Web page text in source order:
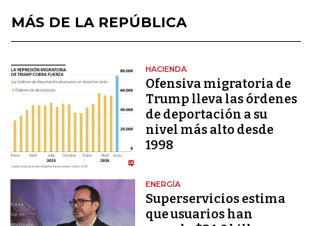
MÁS DE LA REPÚBLICA
HACIENDA
Ofensiva migratoria de
Trump lleva las órdenes
de deportación a su
nivel más alto desde
1998
ENERGÍA
Superservicios estima
que usuarios han